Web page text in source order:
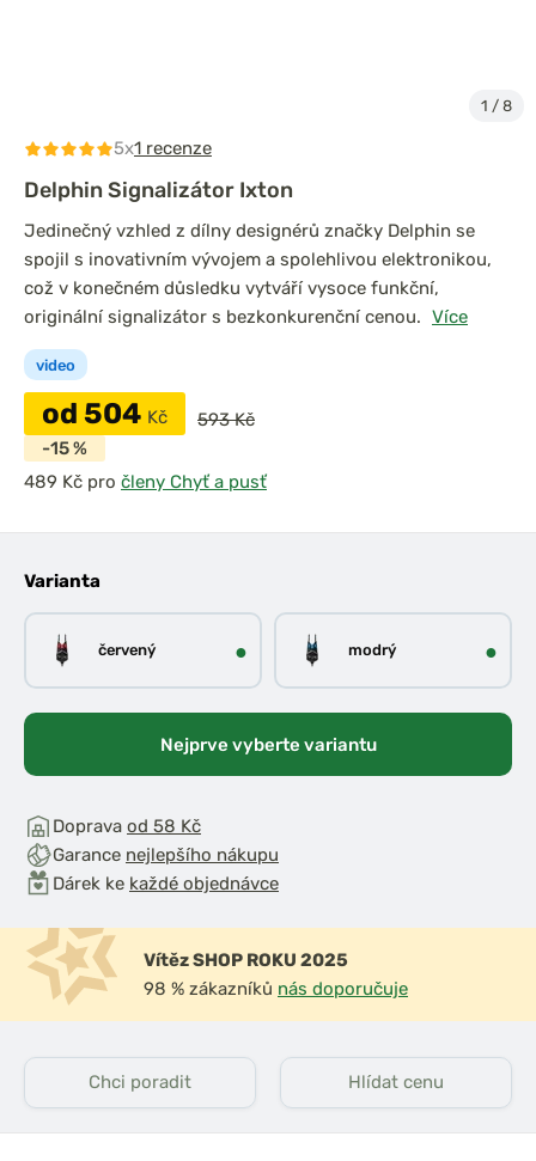
1 / 8
5x1 recenze
Delphin Signalizátor Ixton
video
Jedinečný vzhled z dílny designérů značky Delphin se
spojil s inovativním vývojem a spolehlivou elektronikou,
což v konečném důsledku vytváří vysoce funkční,
originální signalizátor s bezkonkurenční cenou. Více
od 504 Kč
593 Kč
-15 %
pro členy Chyť a pusť
Varianta
červený ● modrý ●
Nejprve vyberte variantu
Doprava od 58 Kč
Garance nejlepšího nákupu
Dárek ke každé objednávce
Vítěz SHOP ROKU 2025
98 % zákazníků nás doporučuje
Chci poradit Hlídat cenu